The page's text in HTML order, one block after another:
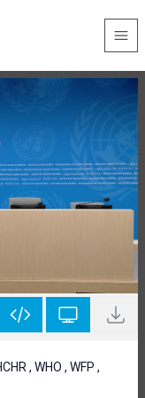
, WHO , WFP ,